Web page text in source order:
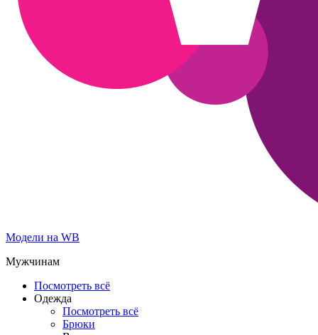
Модели на WB
Мужчинам
Посмотреть всё
Одежда
Посмотреть всё
Брюки